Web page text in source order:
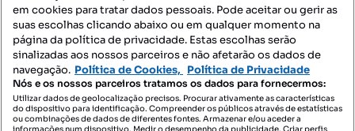
365 000 €6517,86 €/m²
em cookies para tratar dados pessoais. Pode aceitar ou gerir as
suas escolhas clicando abaixo ou em qualquer momento na
página da política de privacidade. Estas escolhas serão
sinalizadas aos nossos parceiros e não afetarão os dados de
navegação. Política de Cookies, Política de Privacidade
Nós e os nossos parceiros tratamos os dados para fornecermos:
Utilizar dados de geolocalização precisos. Procurar ativamente as características
do dispositivo para identificação. Compreender os públicos através de estatísticas
ou combinações de dados de diferentes fontes. Armazenar e/ou aceder a